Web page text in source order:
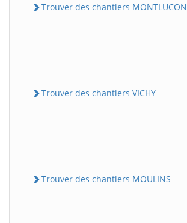
Trouver des chantiers MONTLUCON
Trouver des chantiers VICHY
Trouver des chantiers MOULINS